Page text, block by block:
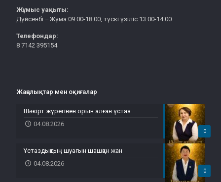
Жұмыс уақыты:
Дүйсенбі –Жұма:09.00-18.00, түскі үзіліс 13.00-14.00
Телефондар:
8 7142 395154
Жаңалықтар мен оқиғалар
0
Шәкірт жүрегінен орын алған ұстаз
04.08.2026
0
Ұстаздықтың шуағын шашқан жан
04.08.2026